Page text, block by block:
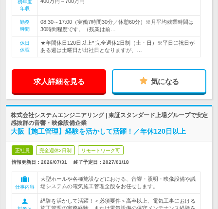
初年度
年収
勤務
時間
08:30～17:00（実働7時間30分／休憩60分）※月平均残業時間は
30時間程度です。（残業は前…
休日
休暇
★年間休日120日以上* 完全週休2日制（土・日）※平日に祝日が
ある週は土曜日が出社日となりますが、…
求人詳細を見る 気になる
株式会社システムエンジニアリング | 東証スタンダード上場グループで安定
感抜群の音響・映像設備企業
大阪【施工管理】経験を活かして活躍！／年休120日以上
正社員 完全週休2日制 リモートワーク可
情報更新日：2026/07/31 終了予定日： 2027/01/18
仕事内容
大型ホールや各種施設などにおける、音響・照明・映像設備や議
場システムの電気施工管理全般をお任せします。
経験を活かして活躍！＜必須要件＞高卒以上、電気工事における
施工管理の実務経験、または電気設備の保守メンテナンス経験を